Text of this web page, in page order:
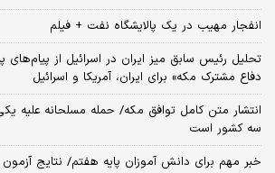
انفجار مهیب در یک پالایشگاه نفت + فیلم
تحلیل رئیس سابق میز ایران در اسرائیل از پیام‌های
دفاع مشترک مکه» برای ایران، آمریکا و اسرائیل
انتشار متن کامل توافق مکه/ حمله مسلحانه علیه
سه کشور است
خبر مهم برای دانش آموزان پایه هفتم/ نتایج